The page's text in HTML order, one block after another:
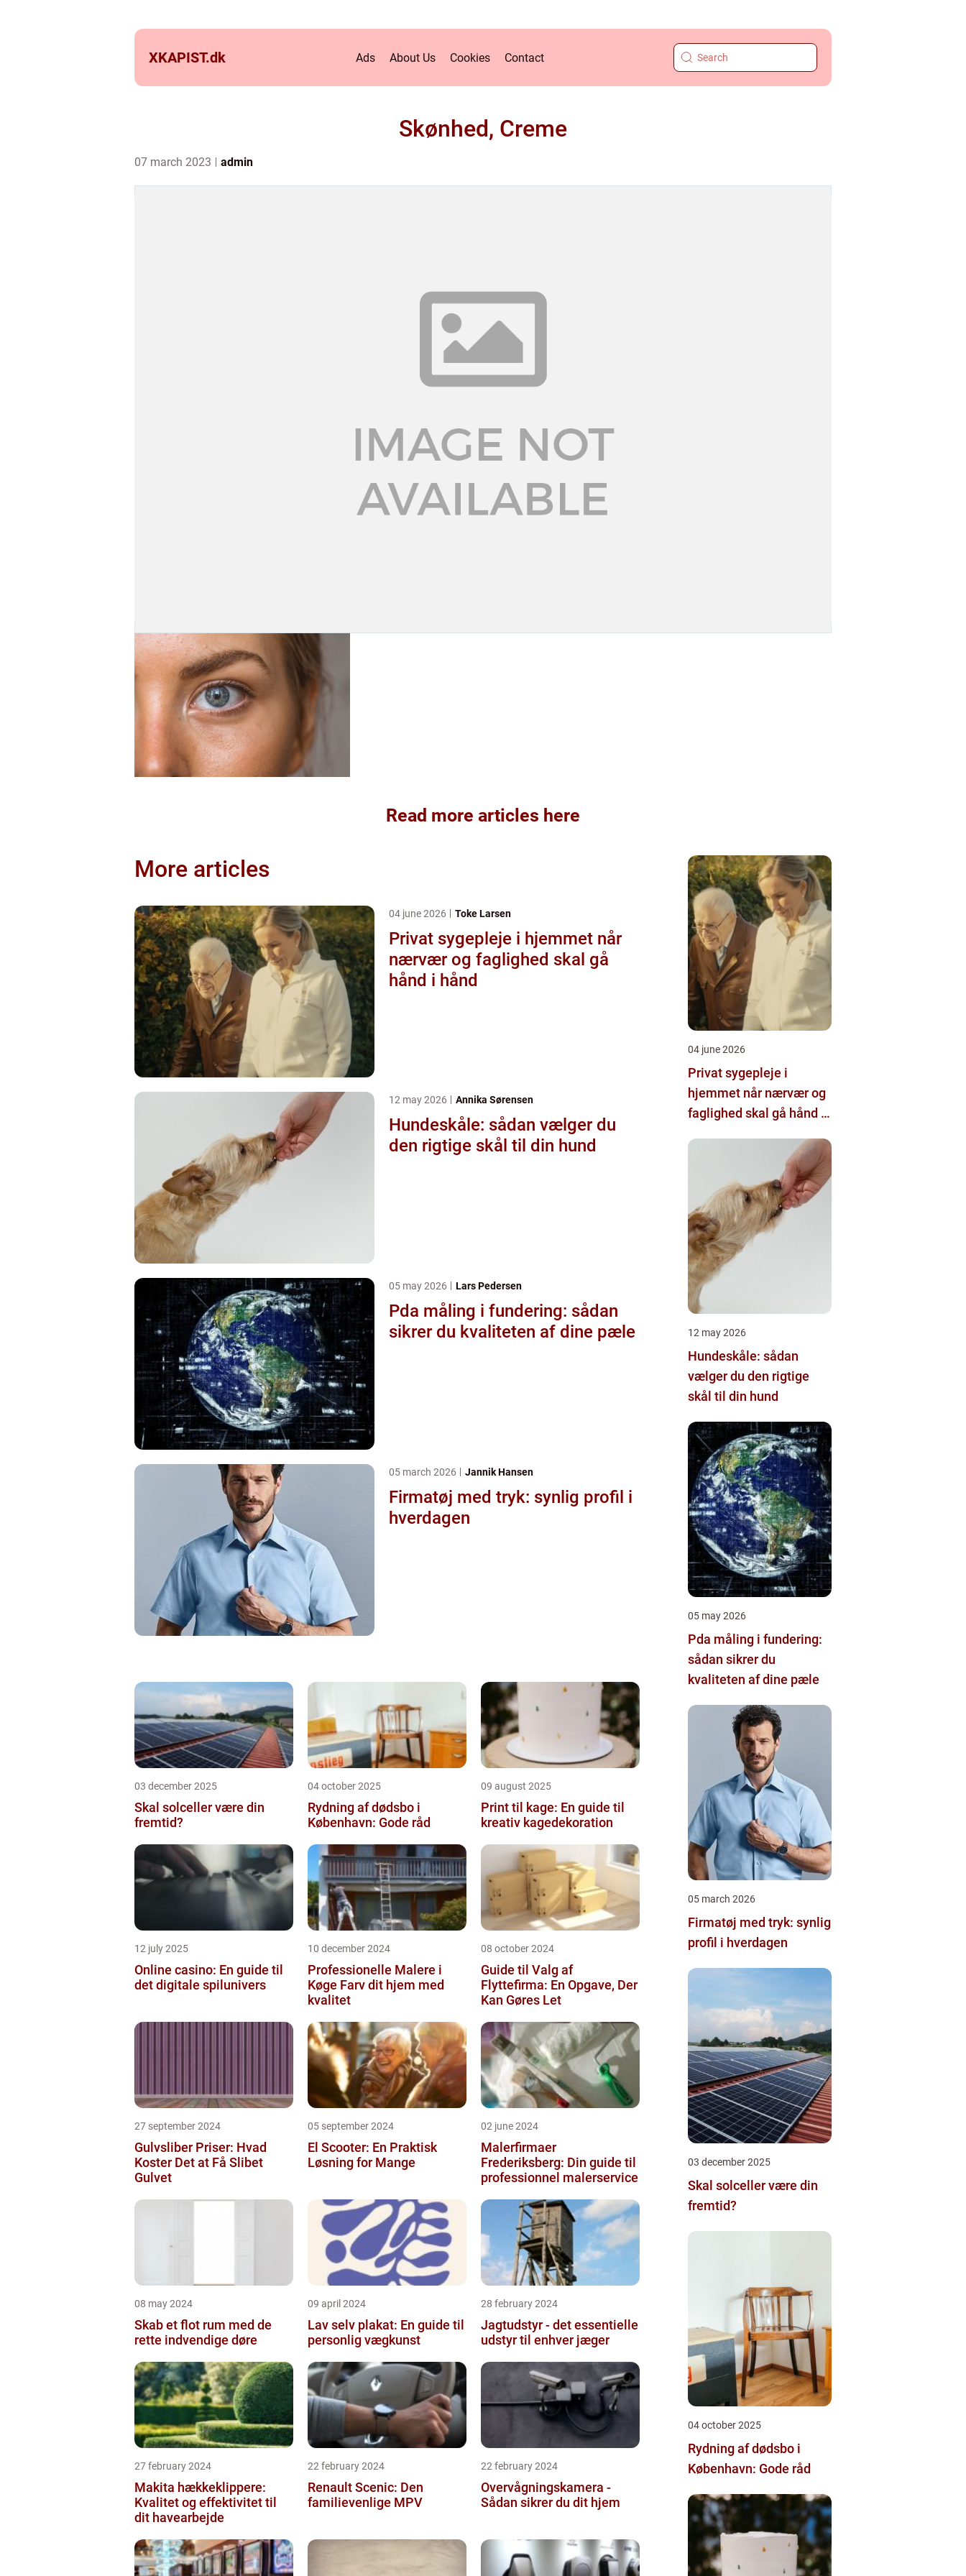
XKAPIST.dk Ads About Us Cookies Contact
Skønhed, Creme
07 march 2023 admin
Read more articles here
More articles
04 june 2026 Toke Larsen
Privat sygepleje i hjemmet når
nærvær og faglighed skal gå
hånd i hånd
12 may 2026 Annika Sørensen
Hundeskåle: sådan vælger du
den rigtige skål til din hund
05 may 2026 Lars Pedersen
Pda måling i fundering: sådan
sikrer du kvaliteten af dine pæle
05 march 2026 Jannik Hansen
Firmatøj med tryk: synlig profil i
hverdagen
03 december 2025
Skal solceller være din
fremtid?
04 october 2025
Rydning af dødsbo i
København: Gode råd
09 august 2025
Print til kage: En guide til
kreativ kagedekoration
12 july 2025
Online casino: En guide til
det digitale spilunivers
10 december 2024
Professionelle Malere i
Køge Farv dit hjem med
kvalitet
08 october 2024
Guide til Valg af
Flyttefirma: En Opgave, Der
Kan Gøres Let
27 september 2024
Gulvsliber Priser: Hvad
Koster Det at Få Slibet
Gulvet
05 september 2024
El Scooter: En Praktisk
Løsning for Mange
02 june 2024
Malerfirmaer
Frederiksberg: Din guide til
professionnel malerservice
08 may 2024
Skab et flot rum med de
rette indvendige døre
09 april 2024
Lav selv plakat: En guide til
personlig vægkunst
28 february 2024
Jagtudstyr - det essentielle
udstyr til enhver jæger
27 february 2024
Makita hækkeklippere:
Kvalitet og effektivitet til
dit havearbejde
22 february 2024
Renault Scenic: Den
familievenlige MPV
22 february 2024
Overvågningskamera -
Sådan sikrer du dit hjem
04 june 2026
Privat sygepleje i
hjemmet når nærvær og
faglighed skal gå hånd i
12 may 2026
Hundeskåle: sådan
vælger du den rigtige
skål til din hund
05 may 2026
Pda måling i fundering:
sådan sikrer du
kvaliteten af dine pæle
05 march 2026
Firmatøj med tryk: synlig
profil i hverdagen
03 december 2025
Skal solceller være din
fremtid?
04 october 2025
Rydning af dødsbo i
København: Gode råd